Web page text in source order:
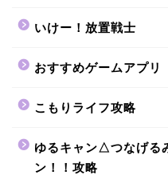
いけー！放置戦士
おすすめゲームアプリ
こもりライフ攻略
ゆるキャン△つなげる
ン！！攻略